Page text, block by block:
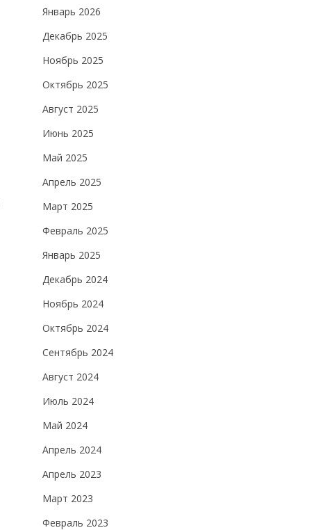
Январь 2026
Декабрь 2025
Ноябрь 2025
Октябрь 2025
Август 2025
Июнь 2025
Май 2025
Апрель 2025
Март 2025
Февраль 2025
Январь 2025
Декабрь 2024
Ноябрь 2024
Октябрь 2024
Сентябрь 2024
Август 2024
Июль 2024
Май 2024
Апрель 2024
Апрель 2023
Март 2023
Февраль 2023